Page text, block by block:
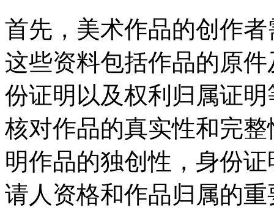
首先，美术作品的创作
这些资料包括作品的原
份证明以及权利归属证
核对作品的真实性和完
明作品的独创性，身份
请人资格和作品归属的